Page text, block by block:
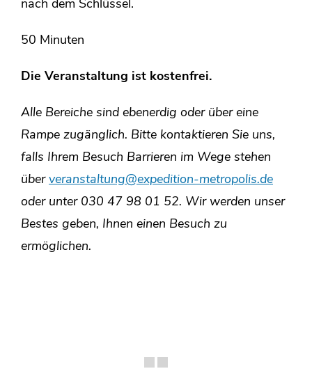
nach dem Schlüssel.
50 Minuten
Die Veranstaltung ist kostenfrei.
Alle Bereiche sind ebenerdig oder über eine
Rampe zugänglich. Bitte kontaktieren Sie uns,
falls Ihrem Besuch Barrieren im Wege stehen
über veranstaltung@expedition-metropolis.de
oder unter 030 47 98 01 52. Wir werden unser
Bestes geben, Ihnen einen Besuch zu
ermöglichen.